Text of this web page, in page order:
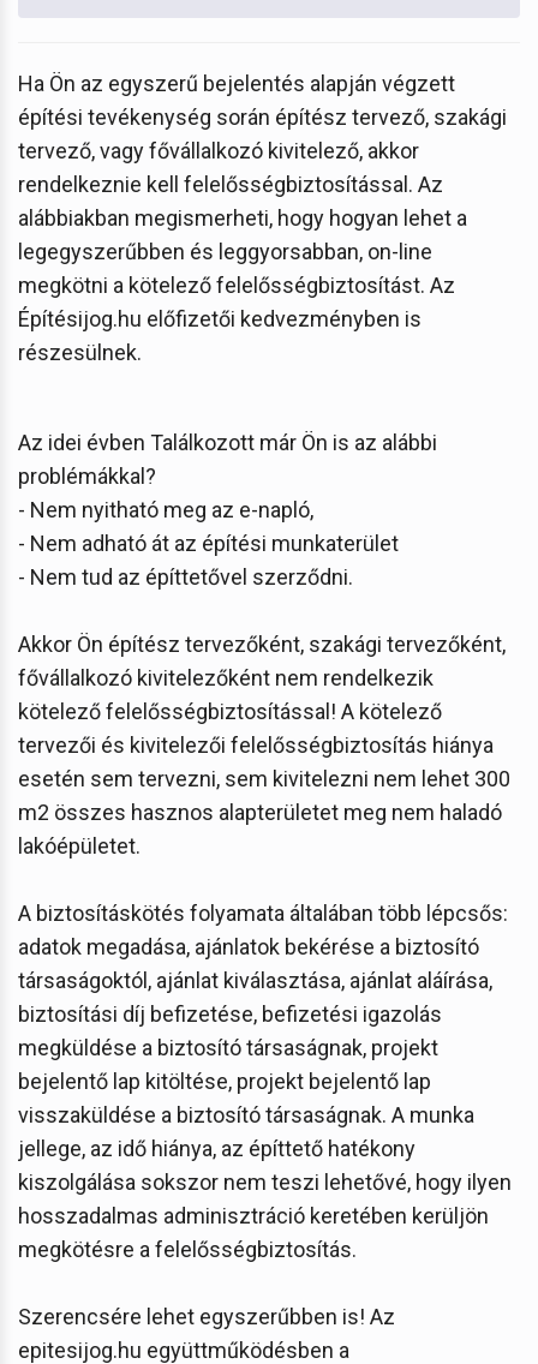
Ha Ön az egyszerű bejelentés alapján végzett
építési tevékenység során építész tervező, szakági
tervező, vagy fővállalkozó kivitelező, akkor
rendelkeznie kell felelősségbiztosítással. Az
alábbiakban megismerheti, hogy hogyan lehet a
legegyszerűbben és leggyorsabban, on-line
megkötni a kötelező felelősségbiztosítást. Az
Építésijog.hu előfizetői kedvezményben is
részesülnek.
Az idei évben Találkozott már Ön is az alábbi
problémákkal?
- Nem nyitható meg az e-napló,
- Nem adható át az építési munkaterület
- Nem tud az építtetővel szerződni.
Akkor Ön építész tervezőként, szakági tervezőként,
fővállalkozó kivitelezőként nem rendelkezik
kötelező felelősségbiztosítással! A kötelező
tervezői és kivitelezői felelősségbiztosítás hiánya
esetén sem tervezni, sem kivitelezni nem lehet 300
m2 összes hasznos alapterületet meg nem haladó
lakóépületet.
A biztosításkötés folyamata általában több lépcsős:
adatok megadása, ajánlatok bekérése a biztosító
társaságoktól, ajánlat kiválasztása, ajánlat aláírása,
biztosítási díj befizetése, befizetési igazolás
megküldése a biztosító társaságnak, projekt
bejelentő lap kitöltése, projekt bejelentő lap
visszaküldése a biztosító társaságnak. A munka
jellege, az idő hiánya, az építtető hatékony
kiszolgálása sokszor nem teszi lehetővé, hogy ilyen
hosszadalmas adminisztráció keretében kerüljön
megkötésre a felelősségbiztosítás.
Szerencsére lehet egyszerűbben is! Az
epitesijog.hu együttműködésben a